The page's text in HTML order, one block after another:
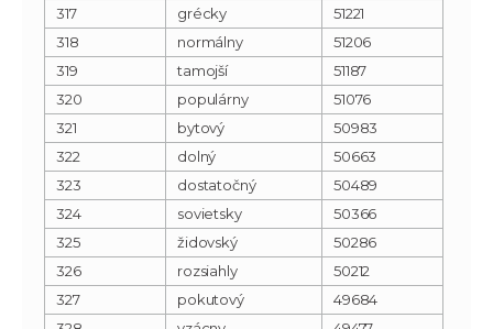
317
grécky
51221
318
normálny
51206
319
tamojší
51187
320
populárny
51076
321
bytový
50983
322
dolný
50663
323
dostatočný
50489
324
sovietsky
50366
325
židovský
50286
326
rozsiahly
50212
327
pokutový
49684